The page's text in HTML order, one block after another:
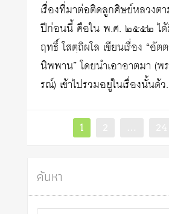
เรื่องที่มาต่อติดลูกศิษย์หลวงต
ปีก่อนนี้ คือใน พ.ศ. ๒๕๕๒ ไ
ฤทธิ์ โสตฺถิผโล เขียนเรื่อง “อั
นิพพาน” โดยนำเอาอาตมา (
รณ์) เข้าไปรวมอยู่ในเรื่องนั้นด้ว
pagination
Page
1
ค้นหา